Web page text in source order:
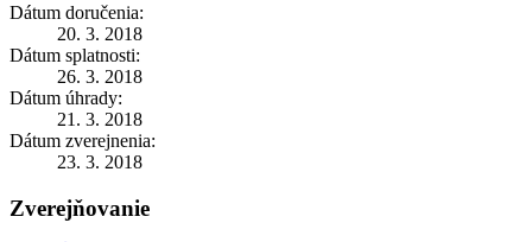
Dátum doručenia:
20. 3. 2018
Dátum splatnosti:
26. 3. 2018
Dátum úhrady:
21. 3. 2018
Dátum zverejnenia:
23. 3. 2018
Zverejňovanie